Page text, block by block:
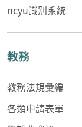
ncyu識別系統
教務
教務法規彙編
各類申請表單